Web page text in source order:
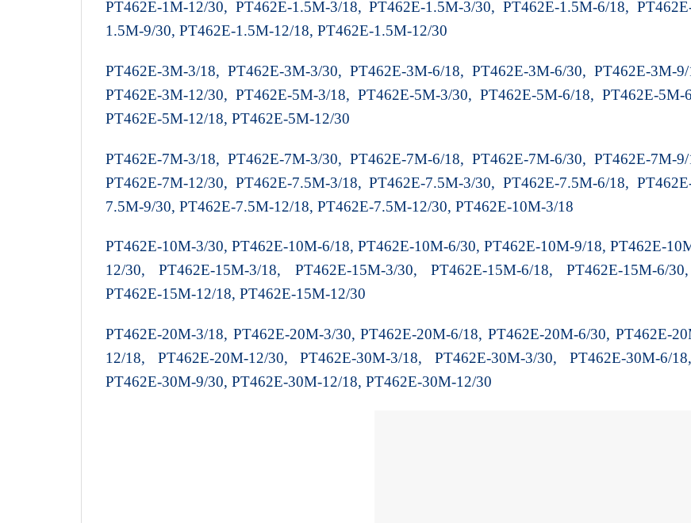
PT462E-1M-12/30, PT462E-1.5M-3/18, PT462E-1.5M-3/30, PT462E-1.5M-6/18,
1.5M-9/30, PT462E-1.5M-12/18, PT462E-1.5M-12/30
PT462E-3M-3/18, PT462E-3M-3/30, PT462E-3M-6/18, PT462E-3M-6/30, PT462E-3M-
PT462E-3M-12/30, PT462E-5M-3/18, PT462E-5M-3/30, PT462E-5M-6/18, PT462E-
PT462E-5M-12/18, PT462E-5M-12/30
PT462E-7M-3/18, PT462E-7M-3/30, PT462E-7M-6/18, PT462E-7M-6/30, PT462E-7M-
PT462E-7M-12/30, PT462E-7.5M-3/18, PT462E-7.5M-3/30, PT462E-7.5M-6/18,
7.5M-9/30, PT462E-7.5M-12/18, PT462E-7.5M-12/30, PT462E-10M-3/18
PT462E-10M-3/30, PT462E-10M-6/18, PT462E-10M-6/30, PT462E-10M-9/18, PT462E-
12/30, PT462E-15M-3/18, PT462E-15M-3/30, PT462E-15M-6/18, PT462E-15M-6/
PT462E-15M-12/18, PT462E-15M-12/30
PT462E-20M-3/18, PT462E-20M-3/30, PT462E-20M-6/18, PT462E-20M-6/30, PT462E-
12/18, PT462E-20M-12/30, PT462E-30M-3/18, PT462E-30M-3/30, PT462E-30M-6/
PT462E-30M-9/30, PT462E-30M-12/18, PT462E-30M-12/30